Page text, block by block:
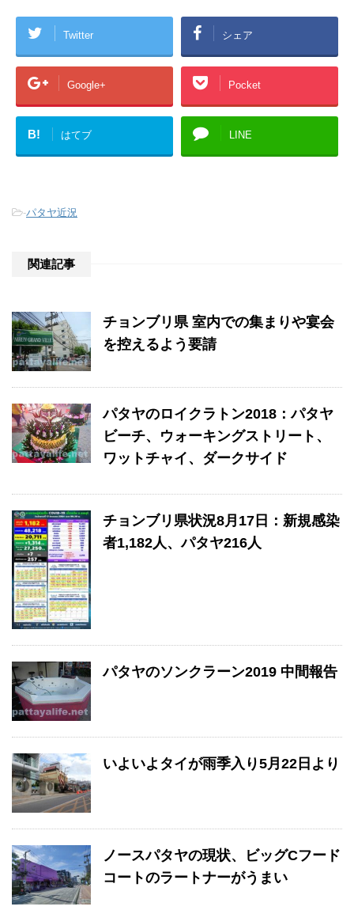
Twitter シェア
Google+ Pocket
B! はてブ LINE
-パタヤ近況
関連記事
チョンブリ県 室内での集まりや宴会
を控えるよう要請
パタヤのロイクラトン2018：パタヤ
ビーチ、ウォーキングストリート、
ワットチャイ、ダークサイド
チョンブリ県状況8月17日：新規感染
者1,182人、パタヤ216人
パタヤのソンクラーン2019 中間報告
いよいよタイが雨季入り5月22日より
ノースパタヤの現状、ビッグCフード
コートのラートナーがうまい